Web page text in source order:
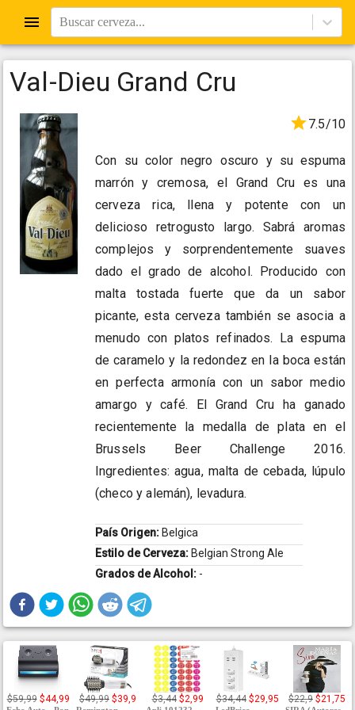
Buscar cerveza...
Val-Dieu Grand Cru
7.5/10
Con su color negro oscuro y su espuma
marrón y cremosa, el Grand Cru es una
cerveza rica, llena y potente con un
delicioso retrogusto largo. Sabrá aromas
complejos y sorprendentemente suaves
dado el grado de alcohol. Producido con
malta tostada fuerte que da un sabor
picante, esta cerveza también se asocia a
menudo con platos refinados. La espuma
de caramelo y la redondez en la boca están
en perfecta armonía con un sabor medio
amargo y café. El Grand Cru ha ganado
recientemente la medalla de plata en el
Brussels Beer Challenge 2016.
Ingredientes: agua, malta de cebada, lúpulo
(checo y alemán), levadura.
País Origen: Belgica
Estilo de Cerveza: Belgian Strong Ale
Grados de Alcohol: -
$59,99 $44,99 $49,99 $39,9 $3,44 $2,99 $34,44 $29,95 $22,9 $21,75